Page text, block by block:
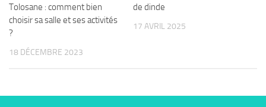
Tolosane : comment bien
choisir sa salle et ses activités
?
18 DÉCEMBRE 2023
de dinde
17 AVRIL 2025